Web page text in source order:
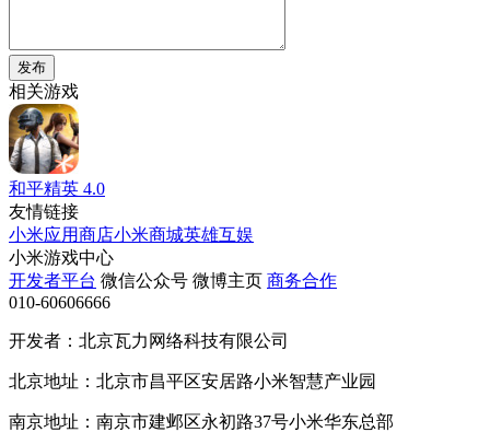
发布
相关游戏
和平精英 4.0
友情链接
小米应用商店小米商城英雄互娱
小米游戏中心
开发者平台 微信公众号 微博主页 商务合作
010-60606666
开发者：北京瓦力网络科技有限公司
北京地址：北京市昌平区安居路小米智慧产业园
南京地址：南京市建邺区永初路37号小米华东总部